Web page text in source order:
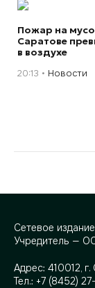
Пожар на
Саратове
в воздухе
20:13 Новости
Сетевое
Учредитель —
Адрес: 410012,
Тел.: +7 (8452)